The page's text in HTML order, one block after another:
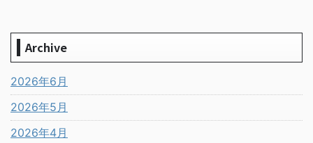
Archive
2026年6月
2026年5月
2026年4月